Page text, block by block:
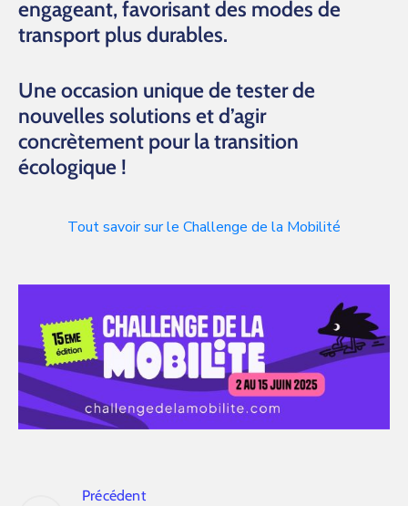
engageant, favorisant des modes de
transport plus durables.
Une occasion unique de tester de
nouvelles solutions et d’agir
concrètement pour la transition
écologique !
Tout savoir sur le Challenge de la Mobilité
Précédent